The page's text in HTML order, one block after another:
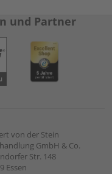
und Partner
von der Stein
GmbH & Co.
Str. 148
Essen